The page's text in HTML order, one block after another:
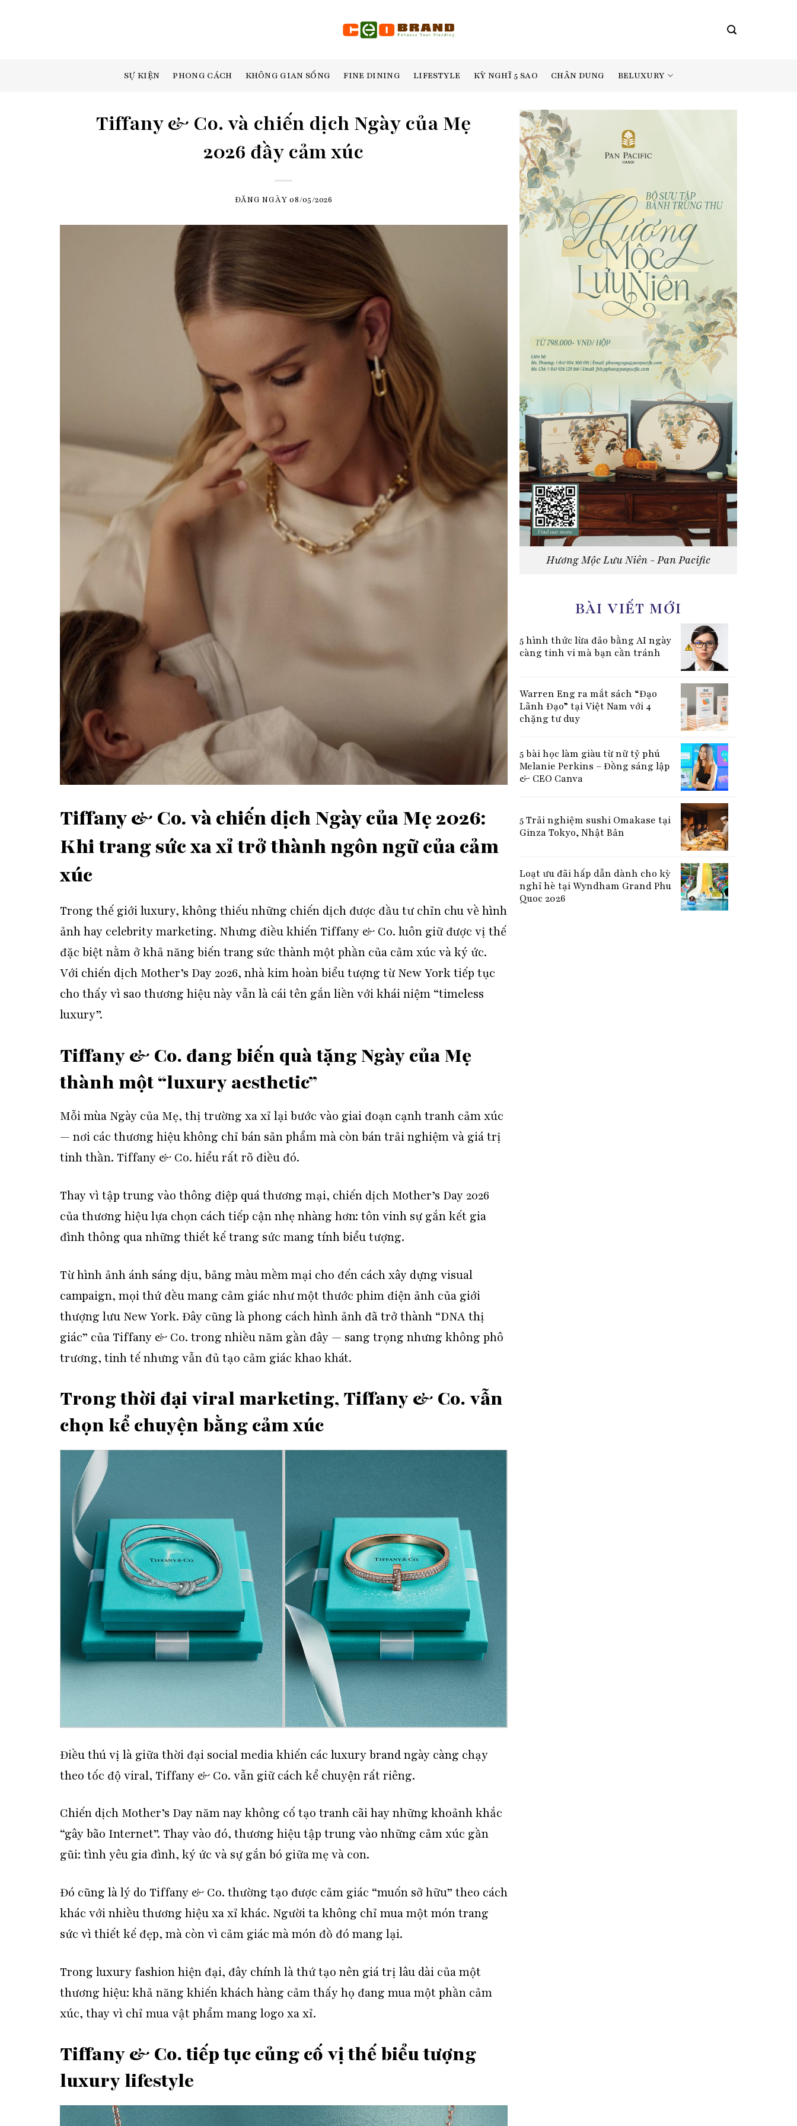
SỰ KIỆN PHONG CÁCH KHÔNG GIAN SỐNG FINE DINING LIFESTYLE KỲ NGHĨ 5 SAO CHÂN DUNG BELUXURY
Tiffany & Co. và chiến dịch Ngày của Mẹ
2026 đầy cảm xúc
ĐĂNG NGÀY08/05/2026
Tiffany & Co. và chiến dịch Ngày của Mẹ 2026:
Khi trang sức xa xỉ trở thành ngôn ngữ của cảm
xúc
Trong thế giới luxury, không thiếu những chiến dịch được đầu tư chỉn chu về hình
ảnh hay celebrity marketing. Nhưng điều khiếnTiffany & Co. luôn giữ được vị thế
đặc biệt nằm ở khả năng biến trang sức thành một phần của cảm xúc và ký ức.
Với chiến dịch Mother’s Day 2026, nhà kim hoàn biểu tượng từ New York tiếp tục
cho thấy vì sao thương hiệu này vẫn là cái tên gắn liền với khái niệm “timeless
luxury”.
Tiffany & Co. đang biến quà tặng Ngày của Mẹ
thành một “luxury aesthetic”
Mỗi mùa Ngày của Mẹ, thị trường xa xỉ lại bước vào giai đoạn cạnh tranh cảm xúc
— nơi các thương hiệu không chỉ bán sản phẩm mà còn bán trải nghiệm và giá trị
tinh thần. Tiffany & Co. hiểu rất rõ điều đó.
Thay vì tập trung vào thông điệp quá thương mại, chiến dịch Mother’s Day 2026
của thương hiệu lựa chọn cách tiếp cận nhẹ nhàng hơn: tôn vinh sự gắn kết gia
đình thông qua những thiết kế trang sức mang tính biểu tượng.
Từ hình ảnh ánh sáng dịu, bảng màu mềm mại cho đến cách xây dựng visual
campaign, mọi thứ đều mang cảm giác như một thước phim điện ảnh của giới
thượng lưu New York. Đây cũng là phong cách hình ảnh đã trở thành “DNA thị
giác” của Tiffany & Co. trong nhiều năm gần đây — sang trọng nhưng không phô
trương, tinh tế nhưng vẫn đủ tạo cảm giác khao khát.
Trong thời đại viral marketing, Tiffany & Co. vẫn
chọn kể chuyện bằng cảm xúc
Điều thú vị là giữa thời đại social media khiến các luxury brand ngày càng chạy
theo tốc độ viral, Tiffany & Co. vẫn giữ cách kể chuyện rất riêng.
Chiến dịch Mother’s Day năm nay không cố tạo tranh cãi hay những khoảnh khắc
“gây bão Internet”. Thay vào đó, thương hiệu tập trung vào những cảm xúc gần
gũi: tình yêu gia đình, ký ức và sự gắn bó giữa mẹ và con.
Đó cũng là lý do Tiffany & Co. thường tạo được cảm giác “muốn sở hữu” theo cách
khác với nhiều thương hiệu xa xỉ khác. Người ta không chỉ mua một món trang
sức vì thiết kế đẹp, mà còn vì cảm giác mà món đồ đó mang lại.
Trong luxury fashion hiện đại, đây chính là thứ tạo nên giá trị lâu dài của một
thương hiệu: khả năng khiến khách hàng cảm thấy họ đang mua một phần cảm
xúc, thay vì chỉ mua vật phẩm mang logo xa xỉ.
Tiffany & Co. tiếp tục củng cố vị thế biểu tượng
luxury lifestyle
Hương Mộc Lưu Niên - Pan Pacific
BÀI VIẾT MỚI
5 hình thức lừa đảo bằng AI ngày
càng tinh vi mà bạn cần tránh
Warren Eng ra mắt sách “Đạo
Lãnh Đạo” tại Việt Nam với 4
chặng tư duy
5 bài học làm giàu từ nữ tỷ phú
Melanie Perkins – Đồng sáng lập
& CEO Canva
5 Trải nghiệm sushi Omakase tại
Ginza Tokyo, Nhật Bản
Loạt ưu đãi hấp dẫn dành cho kỳ
nghỉ hè tại Wyndham Grand Phu
Quoc 2026